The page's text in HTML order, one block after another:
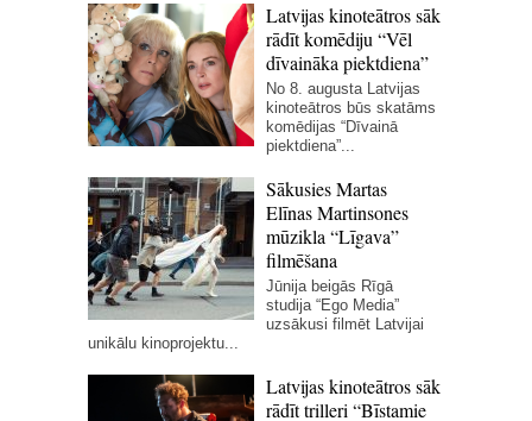
Latvijas kinoteātros sāk
rādīt komēdiju “Vēl
dīvaināka piektdiena”
No 8. augusta Latvijas
kinoteātros būs skatāms
komēdijas “Dīvainā
piektdiena”...
Sākusies Martas
Elīnas Martinsones
mūzikla “Līgava”
filmēšana
Jūnija beigās Rīgā
studija “Ego Media”
uzsākusi filmēt Latvijai
unikālu kinoprojektu...
Latvijas kinoteātros sāk
rādīt trilleri “Bīstamie